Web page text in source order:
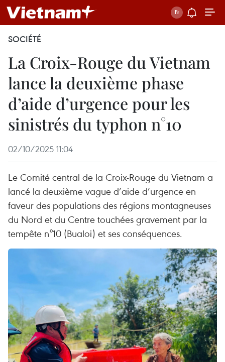
SOCIÉTÉ
La Croix-Rouge du Vietnam
lance la deuxième phase
d’aide d’urgence pour les
sinistrés du typhon n°10
02/10/2025 11:04
Le Comité central de la Croix-Rouge du Vietnam a
lancé la deuxième vague d’aide d’urgence en
faveur des populations des régions montagneuses
du Nord et du Centre touchées gravement par la
tempête n°10 (Bualoi) et ses conséquences.